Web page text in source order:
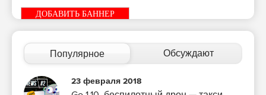
ДОБАВИТЬ БАННЕР
Популярное Обсуждают
23 февраля 2018